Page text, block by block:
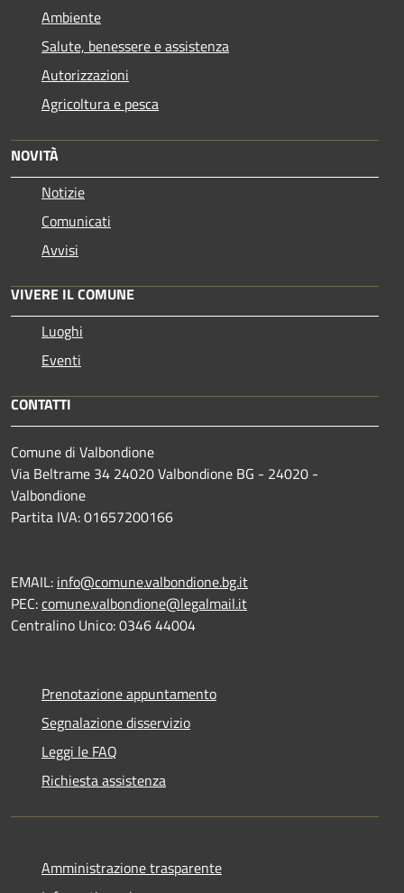
Ambiente
Salute, benessere e assistenza
Autorizzazioni
Agricoltura e pesca
NOVITÀ
Notizie
Comunicati
Avvisi
VIVERE IL COMUNE
Luoghi
Eventi
CONTATTI
Comune di Valbondione
Via Beltrame 34 24020 Valbondione BG - 24020 -
Valbondione
Partita IVA: 01657200166
EMAIL: info@comune.valbondione.bg.it
PEC:comune.valbondione@legalmail.it
Centralino Unico: 0346 44004
Prenotazione appuntamento
Segnalazione disservizio
Leggi le FAQ
Richiesta assistenza
Amministrazione trasparente